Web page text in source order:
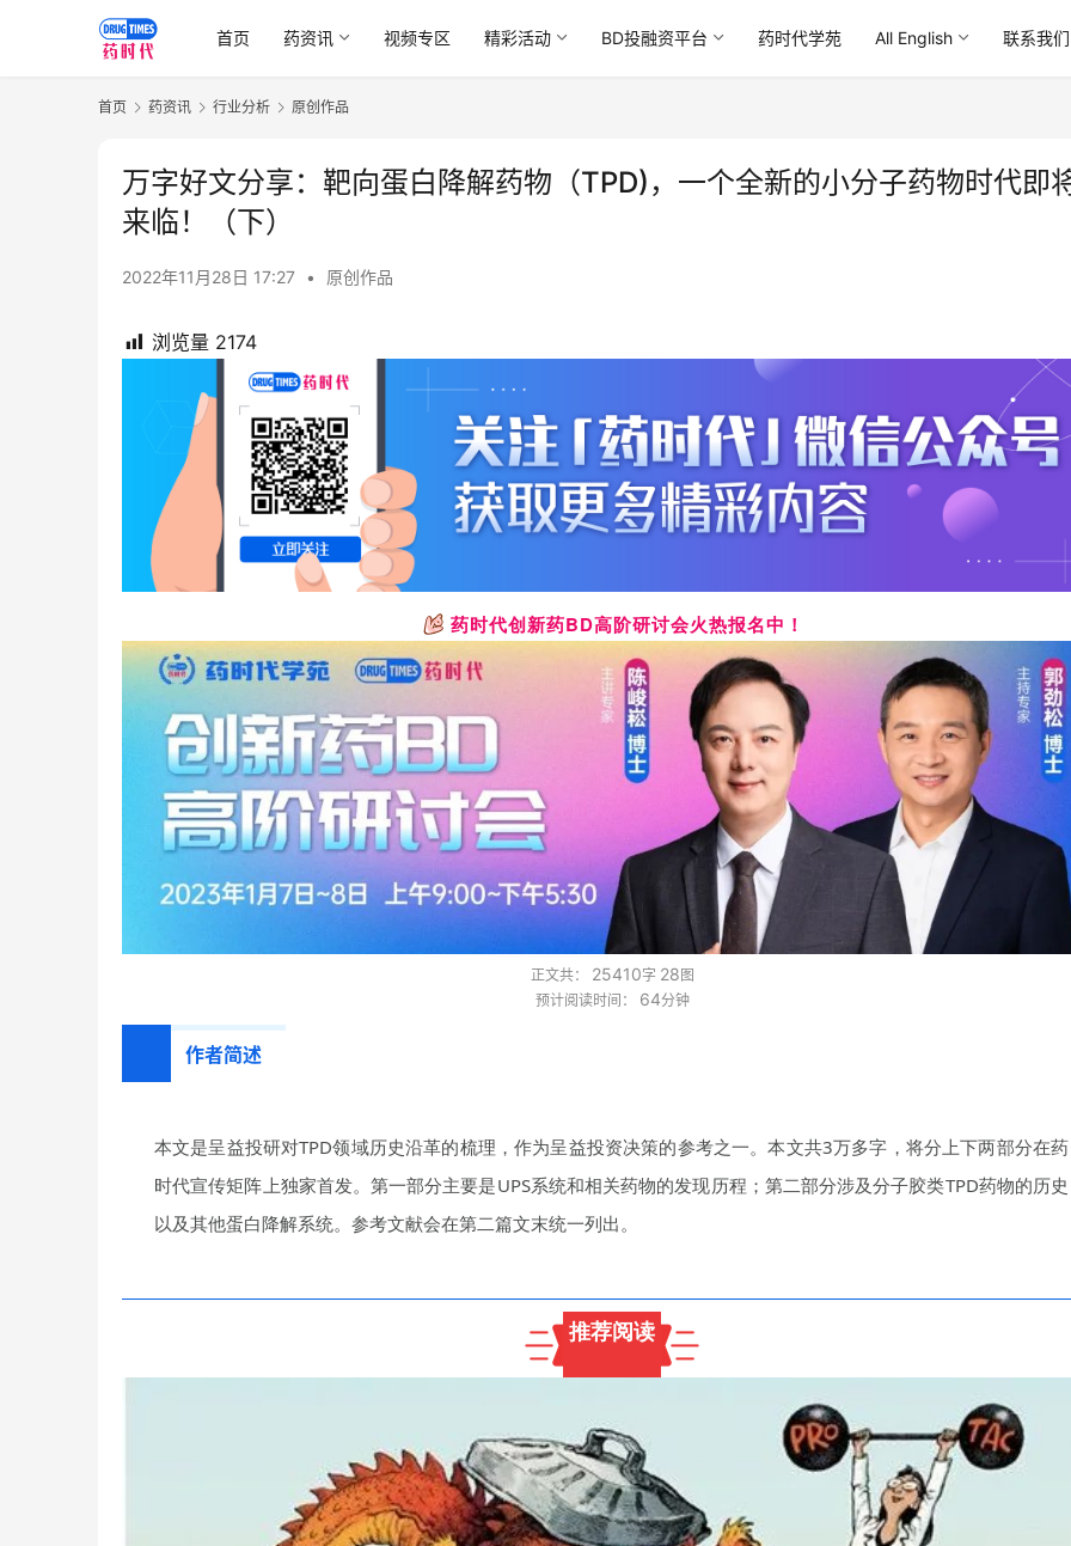
首页 药资讯 视频专区 精彩活动 BD投融资平台 药时代学苑 All English 联系我们
首页 药资讯 行业分析 原创作品
万字好文分享：靶向蛋白降解药物（TPD)，一个全新的小分子药物时代即
来临！（下）
2022年11月28日 17:27 • 原创作品
浏览量 2174
药时代创新药BD高阶研讨会火热报名中！
正文共： 25410字 28 图
预计阅读时间： 64分钟
作者简述
本文是呈益投研对TPD领域历史沿革的梳理，作为呈益投资决策的参考之一。本文共3万多字，将分上下两部分在药
时代宣传矩阵上独家首发。第一部分主要是UPS系统和相关药物的发现历程；第二部分涉及分子胶类TPD药物的历史
以及其他蛋白降解系统。参考文献会在第二篇文末统一列出。
推荐阅读